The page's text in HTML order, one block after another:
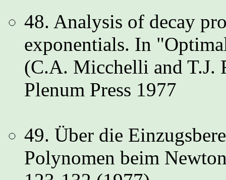
48. Analysis of decay
exponentials. In
(C.A. Micchelli and T.J.
Plenum Press 1977
49. Über die
Polynomen beim